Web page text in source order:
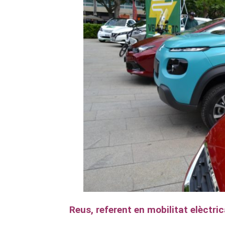
Reus, referent en mobilitat